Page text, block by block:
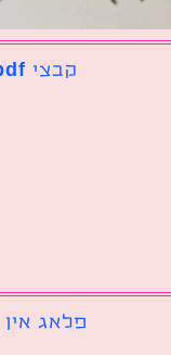
קבצי pdf נפרדים שצריך לאחד לקובץ אחד גדול
פלאג